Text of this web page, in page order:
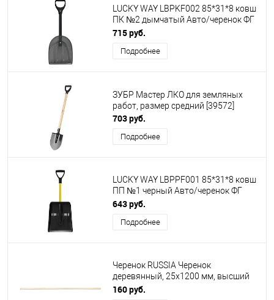
LUCKY WAY LBPKF002 85*31*8 ковш
ПК №2 дымчатый Авто/черенок ФГ
черный/D-ручка черная
715 руб.
Подробнее
ЗУБР Мастер ЛКО для земляных
работ, размер средний [39572]
703 руб.
Подробнее
LUCKY WAY LBPPF001 85*31*8 ковш
ПП №1 черный Авто/черенок ФГ
желтый/V-ручка черная
643 руб.
Подробнее
Черенок RUSSIA Черенок
деревянный, 25х1200 мм, высший
сорт 68414
160 руб.